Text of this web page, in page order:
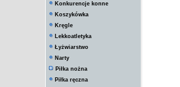
Konkurencje konne
Koszykówka
Kręgle
Lekkoatletyka
Łyżwiarstwo
Narty
Piłka nożna
Piłka ręczna